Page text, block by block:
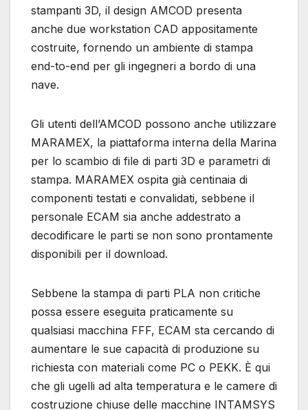
stampanti 3D, il design AMCOD presenta
anche due workstation CAD appositamente
costruite, fornendo un ambiente di stampa
end-to-end per gli ingegneri a bordo di una
nave.
Gli utenti dell’AMCOD possono anche utilizzare
MARAMEX, la piattaforma interna della Marina
per lo scambio di file di parti 3D e parametri di
stampa. MARAMEX ospita già centinaia di
componenti testati e convalidati, sebbene il
personale ECAM sia anche addestrato a
decodificare le parti se non sono prontamente
disponibili per il download.
Sebbene la stampa di parti PLA non critiche
possa essere eseguita praticamente su
qualsiasi macchina FFF, ECAM sta cercando di
aumentare le sue capacità di produzione su
richiesta con materiali come PC o PEKK. È qui
che gli ugelli ad alta temperatura e le camere di
costruzione chiuse delle macchine INTAMSYS